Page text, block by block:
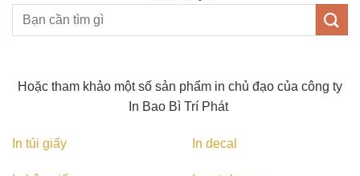
Tìm
Hoặc tham khảo một số sản phẩm in chủ đạo của công ty
In Bao Bì Trí Phát
In túi giấy In decal